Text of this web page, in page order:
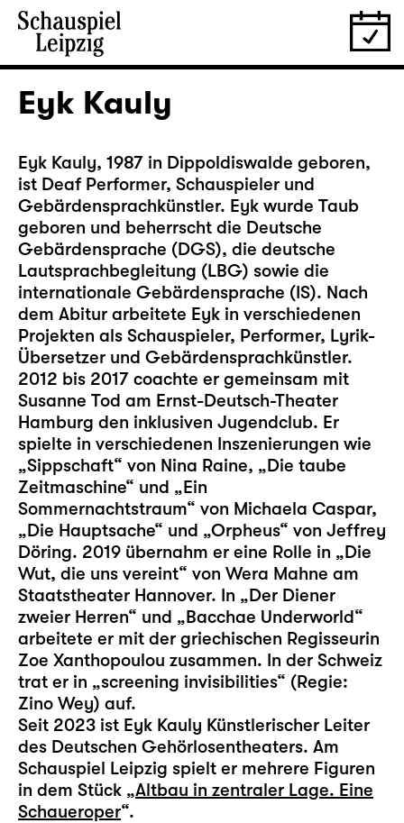
Eyk Kauly
Eyk Kauly, 1987 in Dippoldiswalde geboren,
ist Deaf Performer, Schauspieler und
Gebärdensprachkünstler. Eyk wurde Taub
geboren und beherrscht die Deutsche
Gebärdensprache (DGS), die deutsche
Lautsprachbegleitung (LBG) sowie die
internationale Gebärdensprache (IS). Nach
dem Abitur arbeitete Eyk in verschiedenen
Projekten als Schauspieler, Performer, Lyrik-
Übersetzer und Gebärdensprachkünstler.
2012 bis 2017 coachte er gemeinsam mit
Susanne Tod am Ernst-Deutsch-Theater
Hamburg den inklusiven Jugendclub. Er
spielte in verschiedenen Inszenierungen wie
„Sippschaft“ von Nina Raine, „Die taube
Zeitmaschine“ und „Ein
Sommernachtstraum“ von Michaela Caspar,
„Die Hauptsache“ und „Orpheus“ von Jeffrey
Döring. 2019 übernahm er eine Rolle in „Die
Wut, die uns vereint“ von Wera Mahne am
Staatstheater Hannover. In „Der Diener
zweier Herren“ und „Bacchae Underworld“
arbeitete er mit der griechischen Regisseurin
Zoe Xanthopoulou zusammen. In der Schweiz
trat er in „screening invisibilities“ (Regie:
Zino Wey) auf.
Seit 2023 ist Eyk Kauly Künstlerischer Leiter
des Deutschen Gehörlosentheaters. Am
Schauspiel Leipzig spielt er mehrere Figuren
in dem Stück „Altbau in zentraler Lage. Eine
Schaueroper“.